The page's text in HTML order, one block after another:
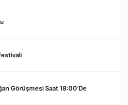
Görüşmesi Saat 18:00’De